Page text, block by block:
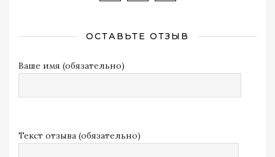
ОСТАВЬТЕ ОТЗЫВ
Ваше имя (обязательно)
Текст отзыва (обязательно)